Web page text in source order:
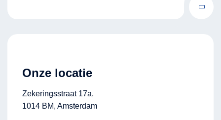
Onze locatie
Zekeringsstraat 17a,
1014 BM, Amsterdam